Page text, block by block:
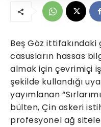
Beş Göz ittifakındaki
casusların hassas
almak için çevrimiçi
şekilde kullandığı
yayımlanan
bülten, Çin askeri
profesyonel ağ